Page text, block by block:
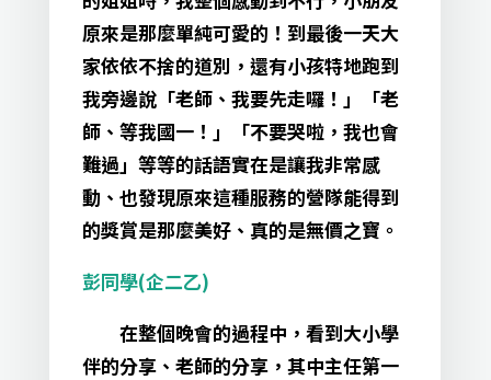
原來是那麼單純可愛的！到最後一天大
家依依不捨的道別，還有小孩特地跑到
我旁邊說「老師、我要先走囉！」「老
師、等我國一！」「不要哭啦，我也會
難過」等等的話語實在是讓我非常感
動、也發現原來這種服務的營隊能得到
的獎賞是那麼美好、真的是無價之寶。
彭同學(企二乙)
在整個晚會的過程中，看到大小學
伴的分享、老師的分享，其中主任第一